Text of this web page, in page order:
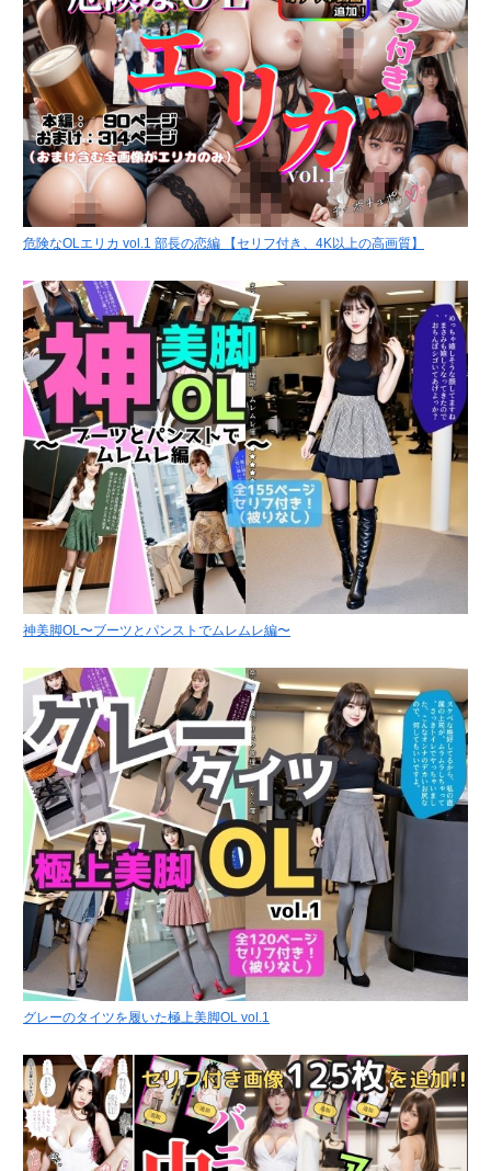
危険なOLエリカ vol.1 部長の恋編 【セリフ付き、4K以上の高画質】
神美脚OL〜ブーツとパンストでムレムレ編〜
グレーのタイツを履いた極上美脚OL vol.1